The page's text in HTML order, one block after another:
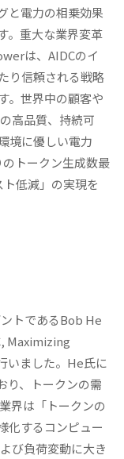
と電力の相乗効果
重大な業界変革
は、AIDCのイ
り信頼される戦略
。世界中の顧客や
高品質、持続可
境に優しい電力
のトークン生成数最
低減」の実現を
トであるBob He
Maximizing
いました。He氏に
り、トークンの需
界は「トークンの
化するコンピュー
び負荷変動に大き